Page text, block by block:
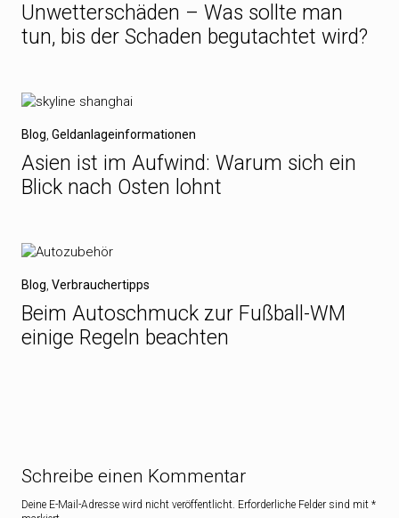
Unwetterschäden – Was sollte man
tun, bis der Schaden begutachtet wird?
Blog Geldanlageinformationen
Asien ist im Aufwind: Warum sich ein
Blick nach Osten lohnt
Blog Verbrauchertipps
Beim Autoschmuck zur Fußball-WM
einige Regeln beachten
Schreibe einen Kommentar
Deine E-Mail-Adresse wird nicht veröffentlicht. Erforderliche Felder sind mit *